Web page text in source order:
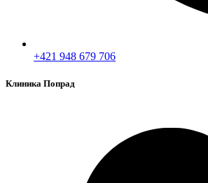
+421 948 679 706
Клиника Попрад